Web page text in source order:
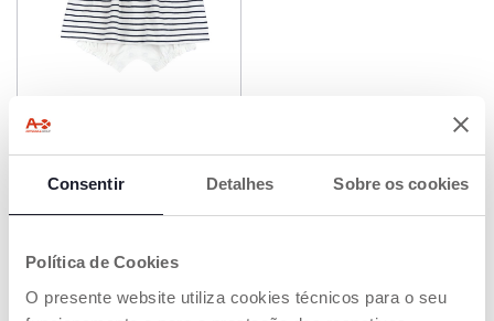
Consentir Detalhes Sobre os cookies
Política de Cookies
O presente website utiliza cookies técnicos para o seu
Macacão Efeito Vestido às
Riscas
ADICIONAR